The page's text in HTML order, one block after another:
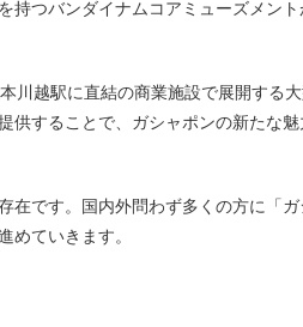
持つバンダイナムコアミューズメン
川越駅に直結の商業施設で展開する
供することで、ガシャポンの新たな
在です。国内外問わず多くの方に「
めていきます。